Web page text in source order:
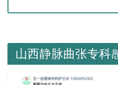
山西静脉曲张专科